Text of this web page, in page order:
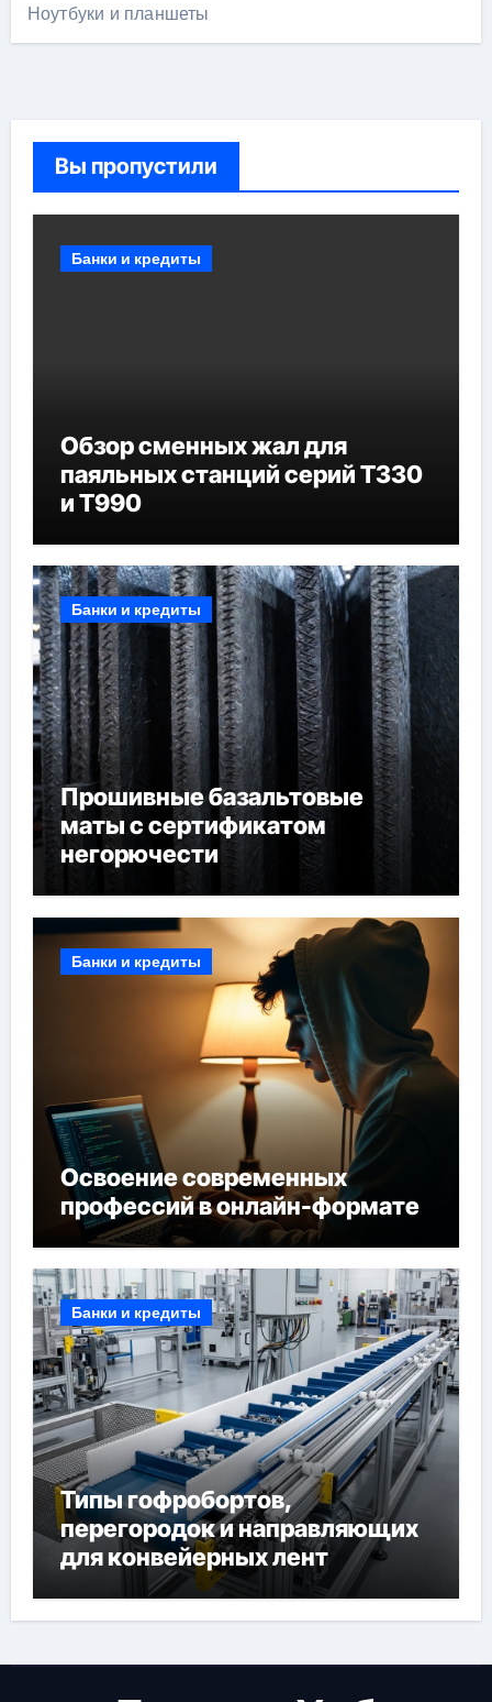
Ноутбуки и планшеты
Вы пропустили
Банки и кредиты
Обзор сменных жал для
паяльных станций серий T330
и T990
Банки и кредиты
Прошивные базальтовые
маты с сертификатом
негорючести
Банки и кредиты
Освоение современных
профессий в онлайн-формате
Банки и кредиты
Типы гофробортов,
перегородок и направляющих
для конвейерных лент